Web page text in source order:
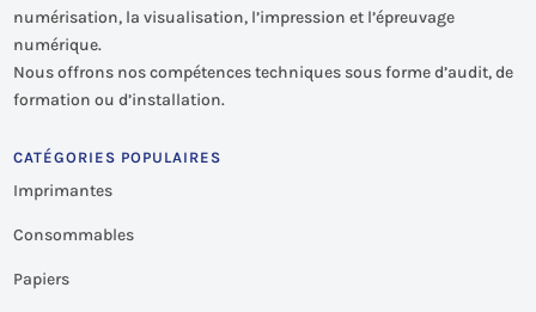
numérisation, la visualisation, l’impression et l’épreuvage
numérique.
Nous offrons nos compétences techniques sous forme d’audit, de
formation ou d’installation.
CATÉGORIES POPULAIRES
Imprimantes
Consommables
Papiers